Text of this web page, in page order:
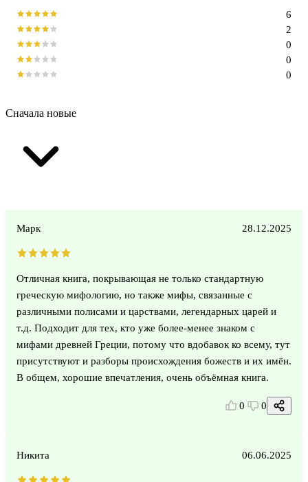
0
0
0
2
6
Сначала новые
Марк 28.12.2025
Отличная книга, покрывающая не только стандартную
греческую мифологию, но также мифы, связанные с
различными полисами и царствами, легендарных царей и
т.д. Подходит для тех, кто уже более-менее знаком с
мифами древней Греции, потому что вдобавок ко всему, тут
присутствуют и разборы происхождения божеств и их имён.
В общем, хорошие впечатления, очень объёмная книга.
0 0
Никита 06.06.2025